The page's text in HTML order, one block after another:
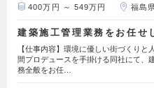
400万円 ～ 549万円 福島
建築施工管理業務をお任せ
【仕事内容】環境に優しい街づくりと
間プロデュースを手掛ける同社にて、
務全般をお任…